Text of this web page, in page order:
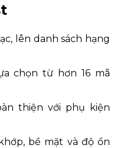
lên danh sách hạng
chọn từ hơn 16 mã
thiện với phụ kiện
bề mặt và độ ổn